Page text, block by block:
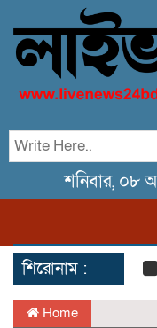
শনিবার, ০৮
শিরোনাম :
Home